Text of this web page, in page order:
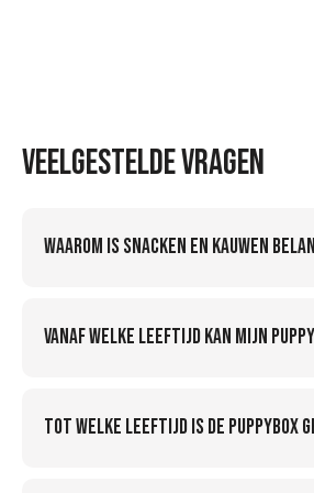
Veelgestelde vragen
Waarom is snacken en kauwen
Vanaf welke leeftijd kan mijn
Tot welke leeftijd is de Puppybox